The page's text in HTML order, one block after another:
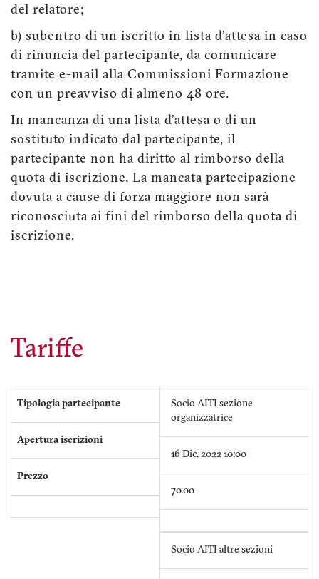
del relatore;
b) subentro di un iscritto in lista d'attesa in caso
di rinuncia del partecipante, da comunicare
tramite e-mail alla Commissioni Formazione
con un preavviso di almeno 48 ore.
In mancanza di una lista d'attesa o di un
sostituto indicato dal partecipante, il
partecipante non ha diritto al rimborso della
quota di iscrizione. La mancata partecipazione
dovuta a cause di forza maggiore non sarà
riconosciuta ai fini del rimborso della quota di
iscrizione.
Tariffe
Tipologia partecipante
Apertura iscrizioni
Prezzo
Socio AITI sezione
organizzatrice
16 Dic. 2022 10:00
70.00
Socio AITI altre sezioni